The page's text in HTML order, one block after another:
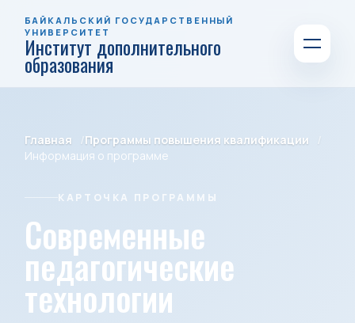
БАЙКАЛЬСКИЙ ГОСУДАРСТВЕННЫЙ
УНИВЕРСИТЕТ
Институт дополнительного
образования
Главная
Программы повышения квалификации
Информация о программе
КАРТОЧКА ПРОГРАММЫ
Современные
педагогические
технологии